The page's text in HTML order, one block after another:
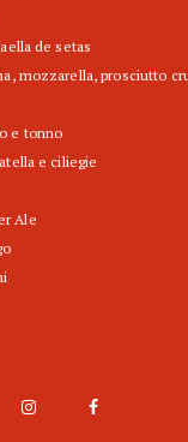
de setas
mozzarella, prosciutto
e tonno
e ciliegie
Ale